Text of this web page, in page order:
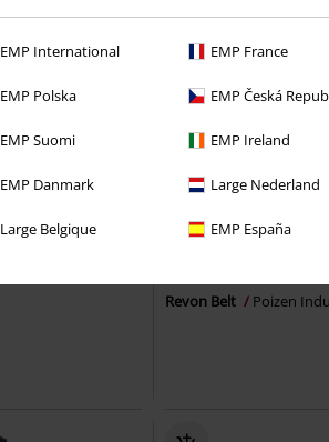
EMP International EMP France
EMP Polska EMP Česká
EMP Suomi EMP Ireland
EMP Danmark Large Nederland
Large Belgique EMP España
Revon Belt Poizen